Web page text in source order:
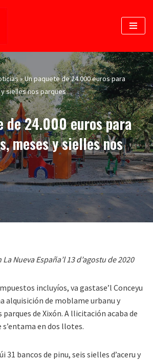
»Un paquete de 24.000 euros para
sielles nos parques
de 24.000 euros para
meses y sielles nos
Nueva España’l 13 d’agostu de 2020
incluyíos, va gastase’l Conceyu
alquisición de moblame urbanu y
de Xixón. A llicitación acaba de
en dos llotes.
31 bancos de pinu, seis sielles d’aceru y